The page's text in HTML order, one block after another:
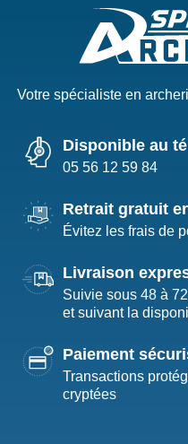
Votre spécialiste en
Disponible au
05 56 12 59 84
Retrait gratuit
Évitez les frais de
Livraison
Suivie sous 48 à
et suivant la
Paiement
Transactions
cryptées